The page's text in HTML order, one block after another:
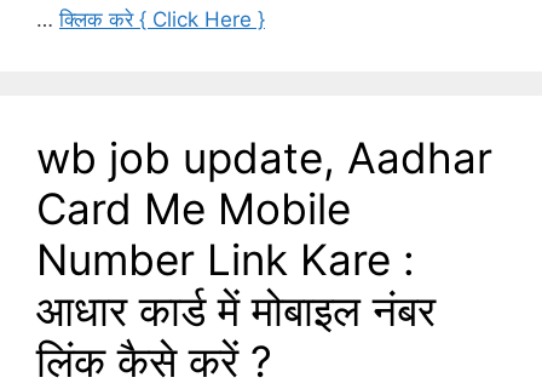
…क्लिक करे { Click Here }
wb job update, Aadhar
Card Me Mobile
Number Link Kare :
आधार कार्ड में मोबाइल नंबर
लिंक कैसे करें ?